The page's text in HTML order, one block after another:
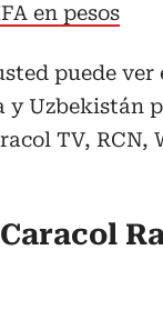
en pesos
puede ver
y Uzbekistán
TV, RCN,